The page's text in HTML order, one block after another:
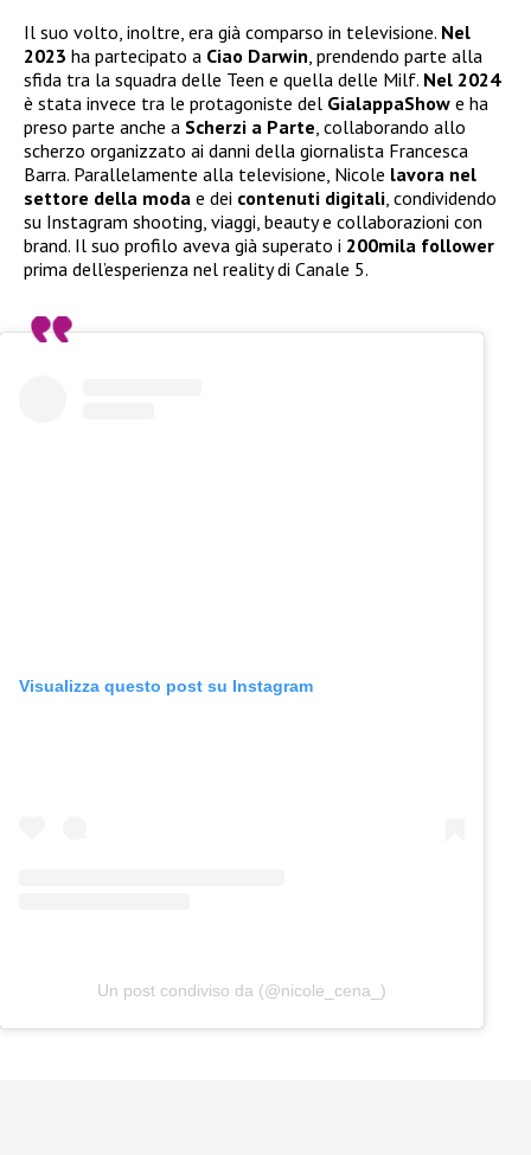
Il suo volto, inoltre, era già comparso in televisione. Nel
2023 ha partecipato a Ciao Darwin, prendendo parte alla
sfida tra la squadra delle Teen e quella delle Milf. Nel 2024
è stata invece tra le protagoniste del GialappaShow e ha
preso parte anche a Scherzi a Parte, collaborando allo
scherzo organizzato ai danni della giornalista Francesca
Barra. Parallelamente alla televisione, Nicole lavora nel
settore della moda e dei contenuti digitali, condividendo
su Instagram shooting, viaggi, beauty e collaborazioni con
brand. Il suo profilo aveva già superato i 200mila follower
prima dell’esperienza nel reality di Canale 5.
Visualizza questo post su Instagram
Un post condiviso da (@nicole_cena_)